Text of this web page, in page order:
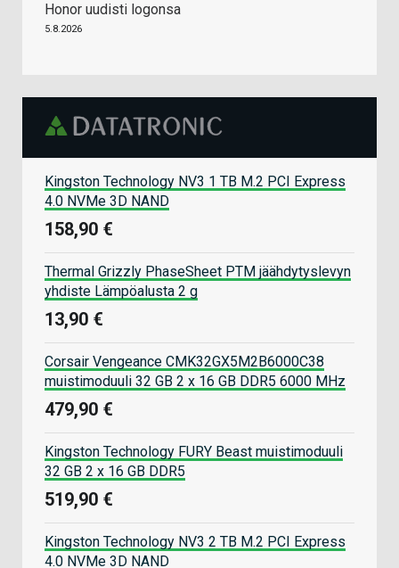
Honor uudisti logonsa
5.8.2026
Kingston Technology NV3 1 TB M.2 PCI Express
4.0 NVMe 3D NAND
158,90 €
Thermal Grizzly PhaseSheet PTM jäähdytyslevyn
yhdiste Lämpöalusta 2 g
13,90 €
Corsair Vengeance CMK32GX5M2B6000C38
muistimoduuli 32 GB 2 x 16 GB DDR5 6000 MHz
479,90 €
Kingston Technology FURY Beast muistimoduuli
32 GB 2 x 16 GB DDR5
519,90 €
Kingston Technology NV3 2 TB M.2 PCI Express
4.0 NVMe 3D NAND